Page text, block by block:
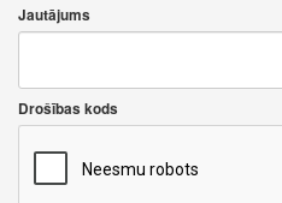
Jautājums
Drošības kods